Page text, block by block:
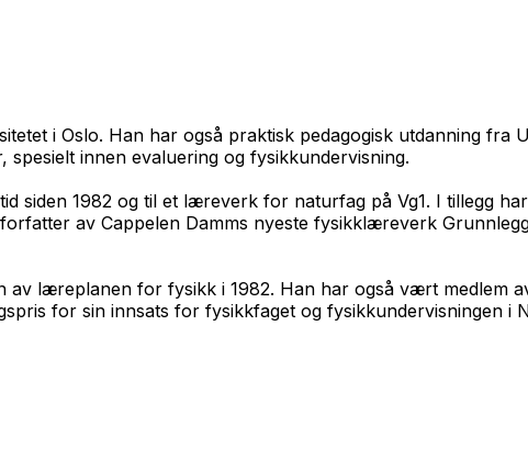
i Oslo. Han har også praktisk pedagogisk utdanning fra
innen evaluering og fysikkundervisning.
1982 og til et læreverk for naturfag på Vg1. I tillegg
av Cappelen Damms nyeste fysikklæreverk
læreplanen for fysikk i 1982. Han har også vært medlem
for sin innsats for fysikkfaget og fysikkundervisningen i